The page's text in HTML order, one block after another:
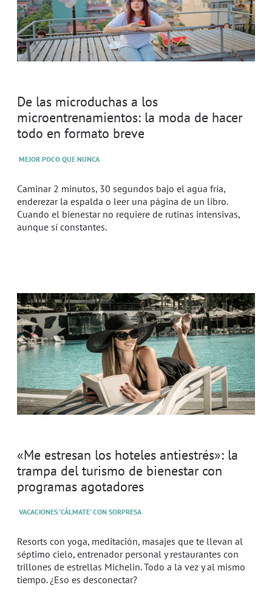
De las microduchas a los
microentrenamientos: la moda de hacer
todo en formato breve
MEJOR POCO QUE NUNCA
Caminar 2 minutos, 30 segundos bajo el agua fría,
enderezar la espalda o leer una página de un libro.
Cuando el bienestar no requiere de rutinas intensivas,
aunque sí constantes.
«Me estresan los hoteles antiestrés»: la
trampa del turismo de bienestar con
programas agotadores
VACACIONES 'CÁLMATE' CON SORPRESA
Resorts con yoga, meditación, masajes que te llevan al
séptimo cielo, entrenador personal y restaurantes con
trillones de estrellas Michelin. Todo a la vez y al mismo
tiempo. ¿Eso es desconectar?